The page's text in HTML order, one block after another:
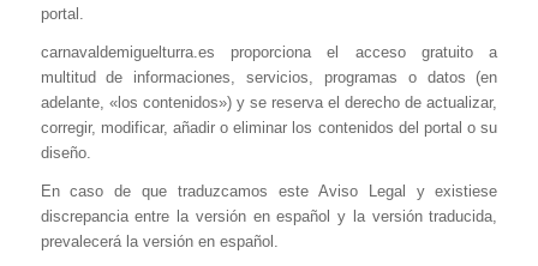
portal.
carnavaldemiguelturra.es proporciona el acceso gratuito a
multitud de informaciones, servicios, programas o datos (en
adelante, «los contenidos») y se reserva el derecho de actualizar,
corregir, modificar, añadir o eliminar los contenidos del portal o su
diseño.
En caso de que traduzcamos este Aviso Legal y existiese
discrepancia entre la versión en español y la versión traducida,
prevalecerá la versión en español.